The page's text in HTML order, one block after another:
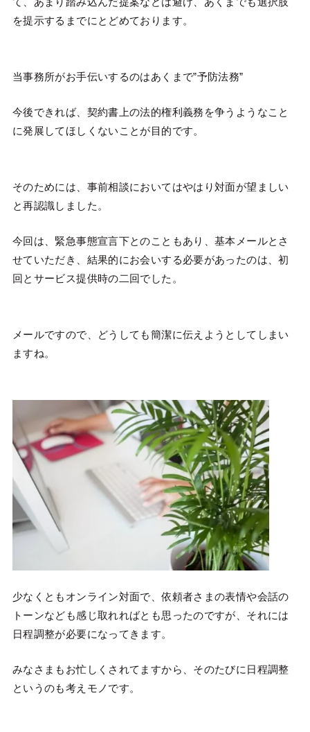
を提示するまでにとどめております。
当事務所がお手伝いするのはあくまで”予防法務”
今後できれば、契約書上の法的権利義務を争うようなこと
に発展してほしくないことが目的です。
そのためには、事前相談においてはやはり対面が望ましい
と再認識しました。
今回は、緊急事態宣言下とのこともあり、基本メールとさ
せていただき、結果的にお会いする必要があったのは、初
回とサービス提供時の二回でした。
メールですので、どうしても簡潔に伝えようとしてしまい
ますね。
少なくともオンライン対面で、依頼者さまの表情や会話の
トーンなども感じ取れればとも思ったのですが、それには
日程調整が必要になってきます。
みなさまもお忙しくされてますから、そのたびに日程調整
というのも考えモノです。